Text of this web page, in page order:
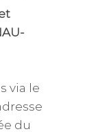
via le
du